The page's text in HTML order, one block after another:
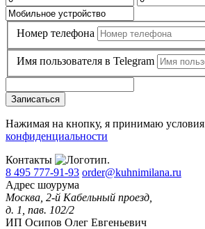
Номер телефона
Имя пользователя в Telegram
Записаться
Нажимая на кнопку, я принимаю условия
конфиденциальности
Контакты
8 495 777-91-93 order@kuhnimilana.ru
Адрес шоурума
Москва, 2-й Кабельный проезд,
д. 1, пав. 102/2
ИП Осипов Олег Евгеньевич